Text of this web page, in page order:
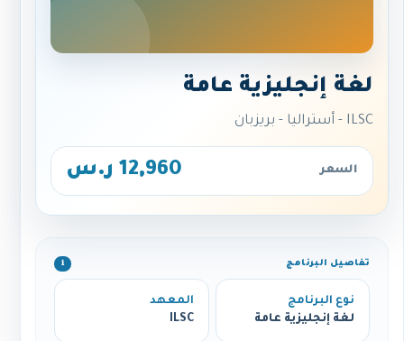
لغة إنجليزية عامة
ILSC - أستراليا - بريزبان
السعر 12,960 ر.س
تفاصيل البرنامج ℹ️
نوع البرنامج
لغة إنجليزية عامة
المعهد
ILSC